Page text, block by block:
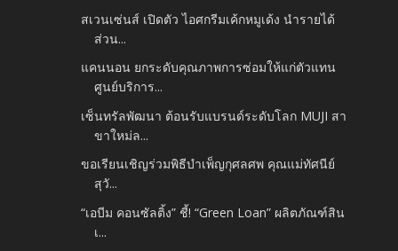
สเวนเซ่นส์ เปิดตัว ไอศกรีมเค้กหมูเด้ง นำรายได้
ส่วน...
แคนนอน ยกระดับคุณภาพการซ่อมให้แก่ตัวแทน
ศูนย์บริการ...
เซ็นทรัลพัฒนา ต้อนรับแบรนด์ระดับโลก MUJI สา
ขาใหม่ล...
ขอเรียนเชิญร่วมพิธีบำเพ็ญกุศลศพ คุณแม่ทัศนีย์
สุวั...
“เอบีม คอนซัลติ้ง” ชี้! “Green Loan” ผลิตภัณฑ์สิน
เ...